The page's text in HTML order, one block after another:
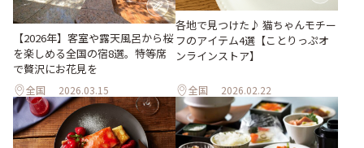
【2026年】客室や露天風呂から桜
を楽しめる全国の宿8選。特等席
で贅沢にお花見を
全国 2026.03.15
各地で見つけた♪ 猫ちゃんモチー
フのアイテム4選【ことりっぷオ
ンラインストア】
全国 2026.02.22